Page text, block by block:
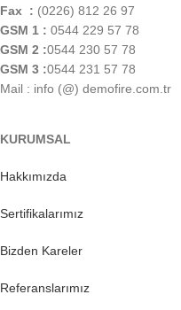
Fax : (0226) 812 26 97
GSM 1 : 0544 229 57 78
GSM 2 :0544 230 57 78
GSM 3 :0544 231 57 78
Mail : info (@) demofire.com.tr
KURUMSAL
Hakkımızda
Sertifikalarımız
Bizden Kareler
Referanslarımız